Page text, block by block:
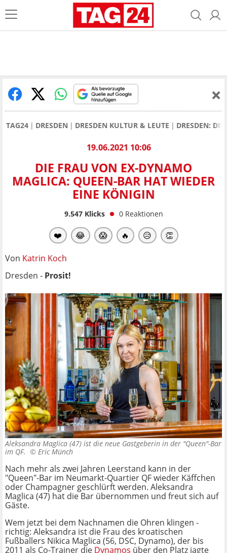
TAG24 DRESDEN DRESDEN KULTUR & LEUTE DRESDEN:
19.06.2021 10:06
DIE FRAU VON EX-DYNAMO
MAGLICA: QUEEN-BAR HAT WIEDER
EINE KÖNIGIN
9.547Klicks 0 Reaktionen
❤️ 😂 😱 🔥 😥 👏
Von Katrin Koch
Dresden - Prosit!
Aleksandra Maglica (47) ist die neue Gastgeberin in der "Queen"-Bar
im QF. © Eric Münch
Nach mehr als zwei Jahren Leerstand kann in der
"Queen"-Bar im Neumarkt-Quartier QF wieder Käffchen
oder Champagner geschlürft werden. Aleksandra
Maglica (47) hat die Bar übernommen und freut sich auf
Gäste.
Wem jetzt bei dem Nachnamen die Ohren klingen -
richtig: Aleksandra ist die Frau des kroatischen
Fußballers Nikica Maglica (56, DSC, Dynamo), der bis
2011 als Co-Trainer die Dynamos über den Platz jagte